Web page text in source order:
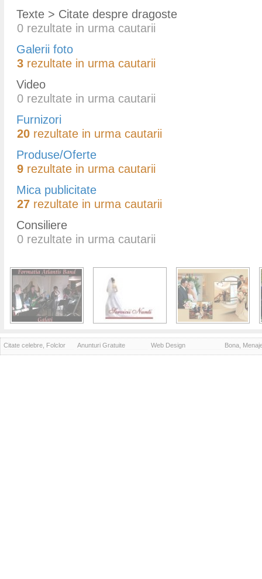
Texte > Citate despre dragoste
0 rezultate in urma cautarii
Galerii foto
3 rezultate in urma cautarii
Video
0 rezultate in urma cautarii
Furnizori
20 rezultate in urma cautarii
Produse/Oferte
9 rezultate in urma cautarii
Mica publicitate
27 rezultate in urma cautarii
Consiliere
0 rezultate in urma cautarii
Citate celebre, Folclor Anunturi Gratuite Web Design Bona,